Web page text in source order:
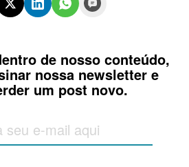
de nosso conteúdo,
nossa newsletter e
um post novo.